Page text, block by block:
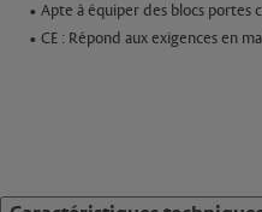
• Apte à équiper des blocs portes
• CE : Répond aux exigences en